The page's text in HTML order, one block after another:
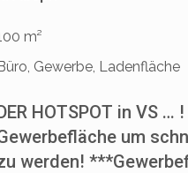
m²
Gewerbe, Ladenfläche
HOTSPOT in VS …
um
werden!